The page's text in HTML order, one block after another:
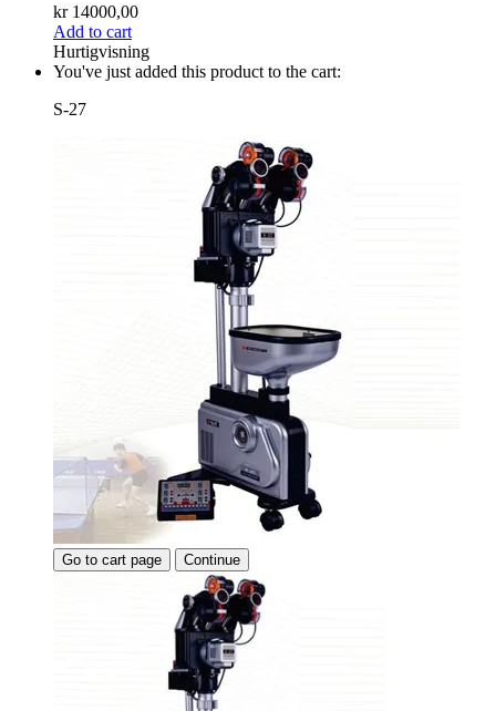
kr14000,00
Add to cart
Hurtigvisning
You've just added this product to the cart:
S-27
Go to cart page Continue